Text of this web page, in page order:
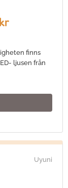
finns
ljusen från
Uyuni